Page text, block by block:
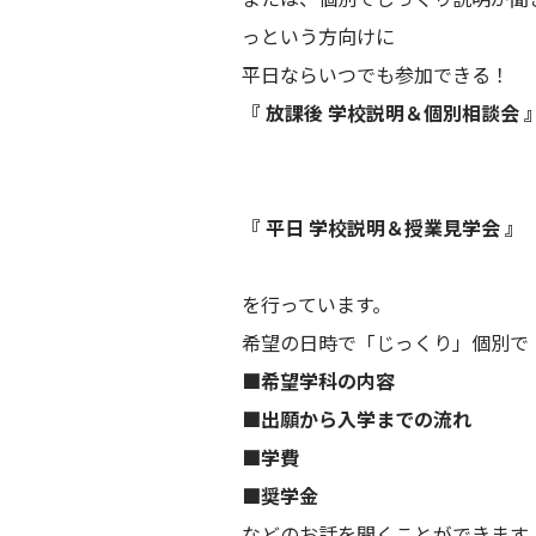
っという方向けに
平日ならいつでも参加できる！
『 放課後 学校説明＆個別相談会
『 平日 学校説明＆授業見学会 』
を行っています。
希望の日時で「じっくり」個別で
■希望学科の内容
■出願から入学までの流れ
■学費
■奨学金